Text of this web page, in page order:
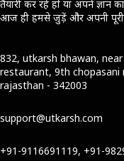
तैयारी कर रहे हों या अपने
आज ही हमसे जुड़ें और अपनी पूरी
832, utkarsh bhawan,
restaurant, 9th chopasani
rajasthan - 342003
support@utkarsh.com
+91-9116691119, +91-